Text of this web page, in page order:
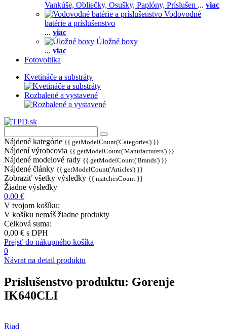
Vankúše, Obliečky, Osušky, Paplóny, Príslušen ... viac
Vodovodné
batérie a príslušenstvo
... viac
Úložné boxy
... viac
Fotovoltika
Kvetináče a substráty
Rozbalené a vystavené
Nájdené kategórie {{ getModelCount('Categories') }}
Nájdení výrobcovia {{ getModelCount('Manufacturers') }}
Nájdené modelové rady {{ getModelCount('Brands') }}
Nájdené články {{ getModelCount('Articles') }}
Zobraziť všetky výsledky {{ matchesCount }}
Žiadne výsledky
0,00 €
V tvojom košíku:
V košíku nemáš žiadne produkty
Celková suma:
0,00 € s DPH
Prejsť do nákupného košíka
0
Návrat na detail produktu
Príslušenstvo produktu: Gorenje
IK640CLI
Riad